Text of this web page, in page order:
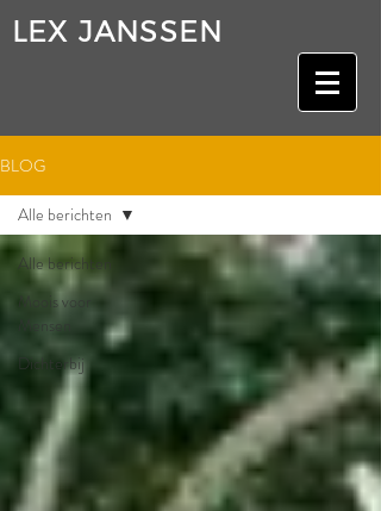
LEX JANSSEN
BLOG
Alle berichten
Moois voor
Mensen
Dichterbij
Alle berichten